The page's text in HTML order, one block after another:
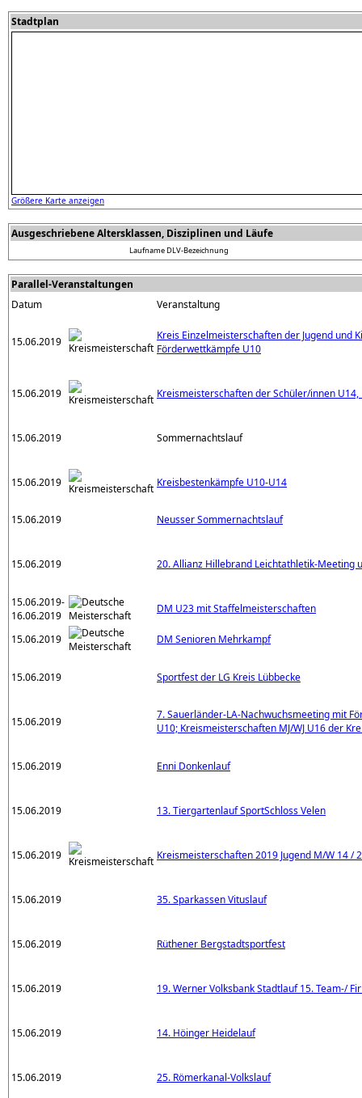
Stadtplan
Größere Karte anzeigen
Ausgeschriebene Altersklassen, Disziplinen und Läufe
LaufnameDLV-Bezeichnung
Parallel-Veranstaltungen
Datum
Veranstaltung
15.06.2019
Kreis Einzelmeisterschaften der Jugend und
Förderwettkämpfe U10
15.06.2019 Kreismeisterschaften der Schüler/innen
15.06.2019 Sommernachtslauf
15.06.2019 Kreisbestenkämpfe U10-U14
15.06.2019 Neusser Sommernachtslauf
15.06.2019 20. Allianz Hillebrand Leichtathletik-Meeting
15.06.2019-
16.06.2019
DM U23 mit Staffelmeisterschaften
15.06.2019 DM Senioren Mehrkampf
15.06.2019 Sportfest der LG Kreis Lübbecke
15.06.2019
7. Sauerländer-LA-Nachwuchsmeeting mit
U10; Kreismeisterschaften MJ/WJ U16 der
15.06.2019 Enni Donkenlauf
15.06.2019 13. Tiergartenlauf SportSchloss Velen
15.06.2019 Kreismeisterschaften 2019 Jugend M/W 14 /
15.06.2019 35. Sparkassen Vituslauf
15.06.2019 Rüthener Bergstadtsportfest
15.06.2019 19. Werner Volksbank Stadtlauf 15. Team-/
15.06.2019 14. Höinger Heidelauf
15.06.2019 25. Römerkanal-Volkslauf